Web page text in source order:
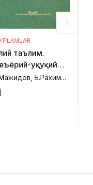
таълим.
ҳуқуқий
тўпламиИ.Мажидов, Б.Рахимов,